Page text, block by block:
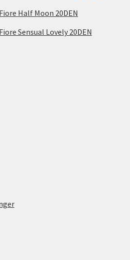
Half Moon 20DEN
Sensual Lovely 20DEN